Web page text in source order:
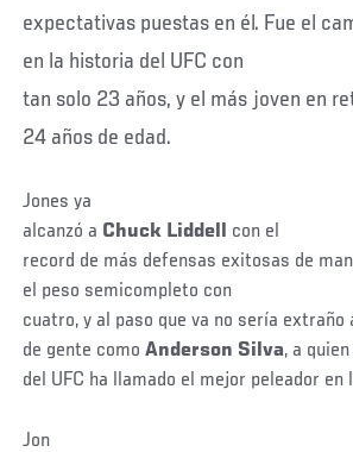
expectativas puestas en él. Fue el
en la historia del UFC con
tan solo 23 años, y el más joven en
24 años de edad.
Jones ya
alcanzó a Chuck Liddell con el
record de más defensas exitosas de
el peso semicompleto con
cuatro, y al paso que va no sería extraño
de gente comoAnderson Silva, a
del UFC ha llamado el mejor peleador en
Jon